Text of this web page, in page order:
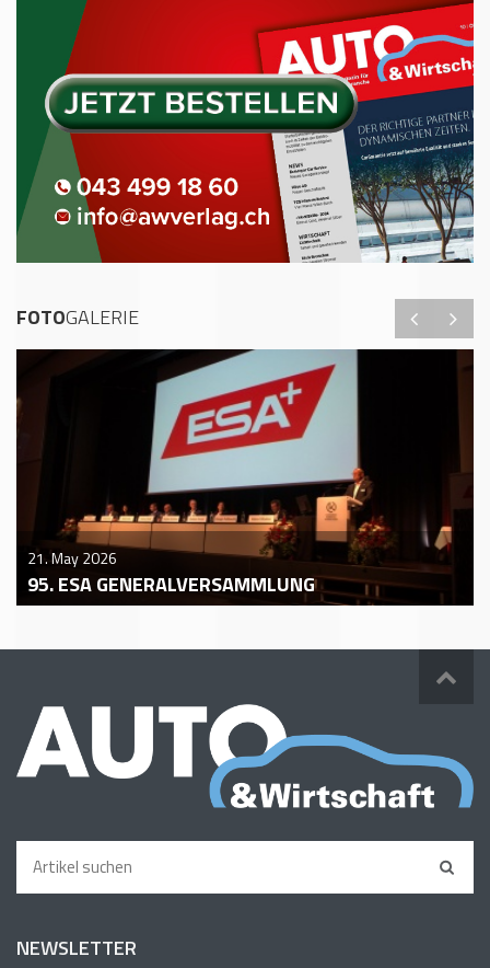
FOTOGALERIE
21. May 2026
95. ESA GENERALVERSAMMLUNG
NEWSLETTER